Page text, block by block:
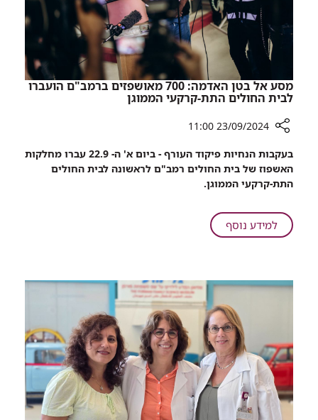
מסע אל בטן האדמה: 700 מאושפזים ברמב"ם הועברו
לבית החולים התת-קרקעי הממוגן
שיתוף
מסע
האדמה:
700
הועברו
23/09/2024 11:00
בעקבות הנחיות פיקוד העורף - ביום א' ה- 22.9 עברו מחלקות
האשפוז של בית החולים רמב"ם לראשונה לבית החולים
התת-קרקעי הממוגן.
למידע נוסףעל
מסע
האדמה:
700
מאושפזים
ברמב"ם
הועברו
לבית
החולים
התת-קרקעי
הממוגן